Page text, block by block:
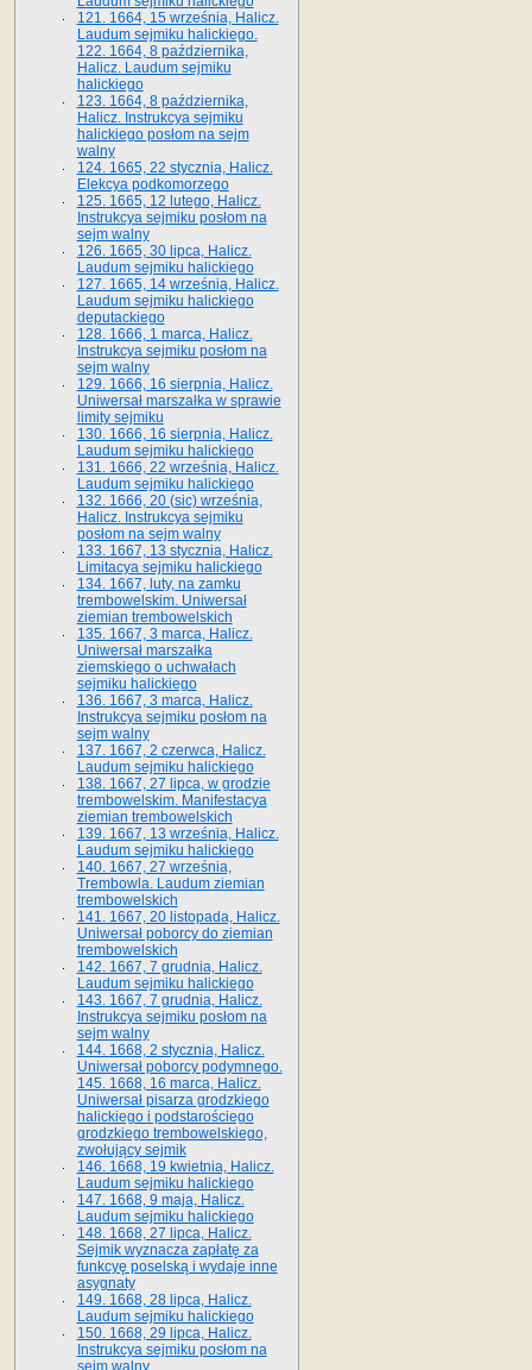
121. 1664, 15 września, Halicz.
Laudum sejmiku halickiego.
122. 1664, 8 października,
Halicz. Laudum sejmiku
halickiego
123. 1664, 8 października,
Halicz. Instrukcya sejmiku
halickiego posłom na sejm
walny
124. 1665, 22 stycznia, Halicz.
Elekcya podkomorzego
125. 1665, 12 lutego, Halicz.
Instrukcya sejmiku posłom na
sejm walny
126. 1665, 30 lipca, Halicz.
Laudum sejmiku halickiego
127. 1665, 14 września, Halicz.
Laudum sejmiku halickiego
deputackiego
128. 1666, 1 marca, Halicz.
Instrukcya sejmiku posłom na
sejm walny
129. 1666, 16 sierpnia, Halicz.
Uniwersał marszałka w sprawie
limity sejmiku
130. 1666, 16 sierpnia, Halicz.
Laudum sejmiku halickiego
131. 1666, 22 września, Halicz.
Laudum sejmiku halickiego
132. 1666, 20 (sic) września,
Halicz. Instrukcya sejmiku
posłom na sejm walny
133. 1667, 13 stycznia, Halicz.
Limitacya sejmiku halickiego
134. 1667, luty, na zamku
trembowelskim. Uniwersał
ziemian trembowelskich
135. 1667, 3 marca, Halicz.
Uniwersał marszałka
ziemskiego o uchwałach
sejmiku halickiego
136. 1667, 3 marca, Halicz.
Instrukcya sejmiku posłom na
sejm walny
137. 1667, 2 czerwca, Halicz.
Laudum sejmiku halickiego
138. 1667, 27 lipca, w grodzie
trembowelskim. Manifestacya
ziemian trembowelskich
139. 1667, 13 września, Halicz.
Laudum sejmiku halickiego
140. 1667, 27 września,
Trembowla. Laudum ziemian
trembowelskich
141. 1667, 20 listopada, Halicz.
Uniwersał poborcy do ziemian
trembowelskich
142. 1667, 7 grudnia, Halicz.
Laudum sejmiku halickiego
143. 1667, 7 grudnia, Halicz.
Instrukcya sejmiku posłom na
sejm walny
144. 1668, 2 stycznia, Halicz.
Uniwersał poborcy podymnego.
145. 1668, 16 marca, Halicz.
Uniwersał pisarza grodzkiego
halickiego i podstarościego
grodzkiego trembowelskiego,
zwołujący sejmik
146. 1668, 19 kwietnia, Halicz.
Laudum sejmiku halickiego
147. 1668, 9 maja, Halicz.
Laudum sejmiku halickiego
148. 1668, 27 lipca, Halicz.
Sejmik wyznacza zapłatę za
funkcyę poselską i wydaje inne
asygnaty
149. 1668, 28 lipca, Halicz.
Laudum sejmiku halickiego
150. 1668, 29 lipca, Halicz.
Instrukcya sejmiku posłom na
sejm walny